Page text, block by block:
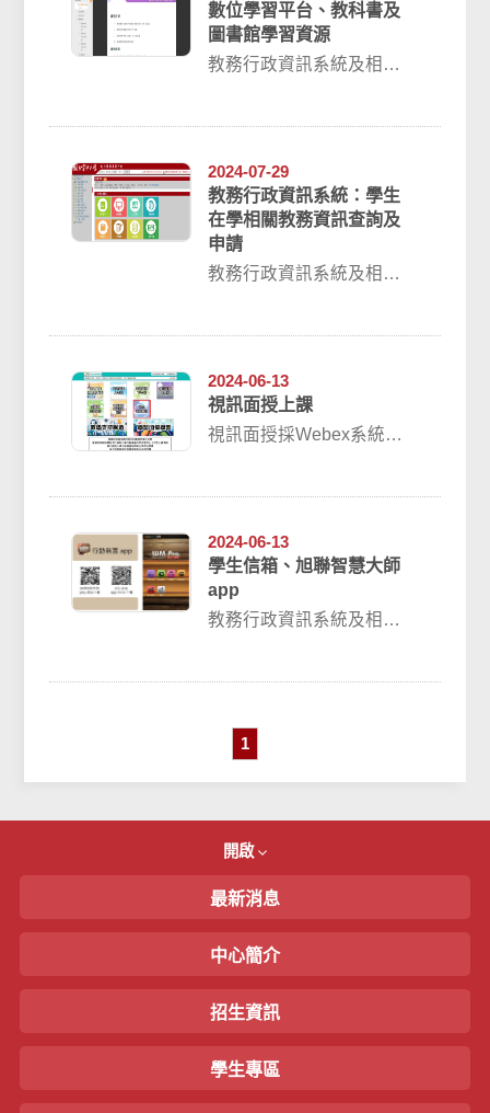
數位學習平台、教科書及
圖書館學習資源
教務行政資訊系統及相關
2024-07-29
教務行政資訊系統：學生
在學相關教務資訊查詢及
申請
教務行政資訊系統及相關
2024-06-13
視訊面授上課
視訊面授採Webex系統，
2024-06-13
學生信箱、旭聯智慧大師
app
教務行政資訊系統及相關
1
開啟
最新消息
中心簡介
招生資訊
學生專區